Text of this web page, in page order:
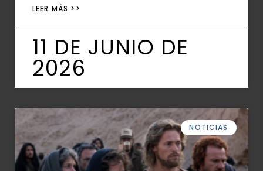
LEER MÁS >>
11 DE JUNIO DE
2026
NOTICIAS